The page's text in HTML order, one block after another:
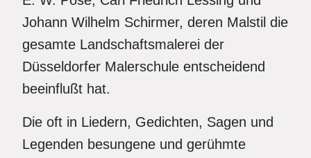
Johann Wilhelm Schirmer, deren Malstil die
gesamte Landschaftsmalerei der
Düsseldorfer Malerschule entscheidend
beeinflußt hat.
Die oft in Liedern, Gedichten, Sagen und
Legenden besungene und gerühmte